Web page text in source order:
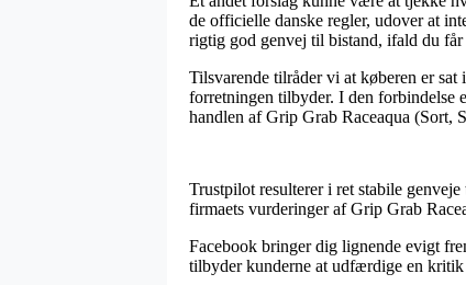
de officielle danske regler, udover at
rigtig god genvej til bistand, ifald du
Tilsvarende tilråder vi at køberen er
forretningen tilbyder. I den forbindelse
handlen af Grip Grab Raceaqua (Sort,
Trustpilot resulterer i ret stabile
firmaets vurderinger af Grip Grab
Facebook bringer dig lignende evigt
tilbyder kunderne at udfærdige en